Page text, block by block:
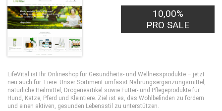
10,00%
PRO SALE
LifeVital ist Ihr Onlineshop für Gesundheits- und Wellnessprodukte – jetzt
neu auch für Tiere. Unser Sortiment umfasst Nahrungsergänzungsmittel,
natürliche Heilmittel, Drogerieartikel sowie Futter- und Pflegeprodukte für
Hund, Katze, Pferd und Kleintiere. Ziel ist es, das Wohlbefinden zu fördern
und einen aktiven, gesunden Lebensstil zu unterstützen.